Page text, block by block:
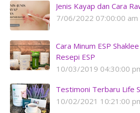
Jenis Kayap dan Cara
7/06/2022 07:00:00 am
Cara Minum ESP
Resepi ESP
10/03/2019 04:30:00
Testimoni Terbaru Life
10/02/2021 10:21:00